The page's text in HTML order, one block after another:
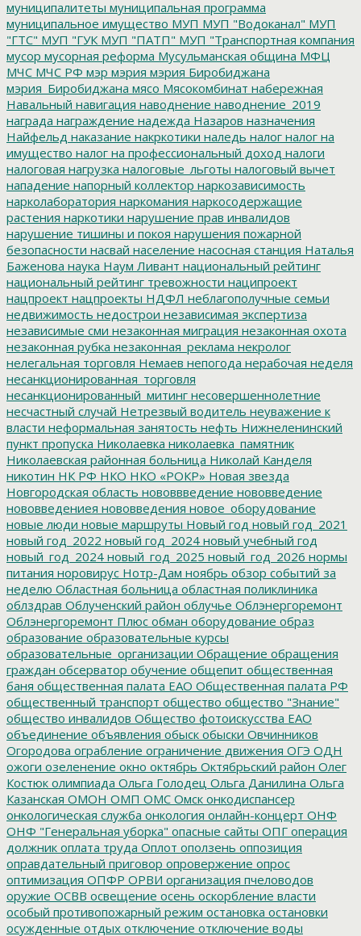
муниципалитеты муниципальная программа
муниципальное имущество МУП МУП "Водоканал" МУП
"ГТС" МУП "ГУК МУП "ПАТП" МУП "Транспортная компания
мусор мусорная реформа Мусульманская община МФЦ
МЧС МЧС РФ мэр мэрия мэрия Биробиджана
мэрия_Биробиджана мясо Мясокомбинат набережная
Навальный навигация наводнение наводнение_2019
награда награждение надежда Назаров назначения
Найфельд наказание накркотики наледь налог налог на
имущество налог на профессиональный доход налоги
налоговая нагрузка налоговые_льготы налоговый вычет
нападение напорный коллектор наркозависимость
нарколаборатория наркомания наркосодержащие
растения наркотики нарушение прав инвалидов
нарушение тишины и покоя нарушения пожарной
безопасности насвай население насосная станция Наталья
Баженова наука Наум Ливант национальный рейтинг
национальный рейтинг тревожности наципроект
нацпроект нацпроекты НДФЛ неблагополучные семьи
недвижимость недострои независимая экспертиза
независимые сми незаконная миграция незаконная охота
незаконная рубка незаконная_реклама некролог
нелегальная торговля Немаев непогода нерабочая неделя
несанкционированная_торговля
несанкционированный_митинг несовершеннолетние
несчастный случай Нетрезвый водитель неуважение к
власти неформальная занятость нефть Нижнеленинский
пункт пропуска Николаевка николаевка_памятник
Николаевская районная больница Николай Канделя
никотин НК РФ НКО НКО «РОКР» Новая звезда
Новгородская область нововвведение нововведение
нововведениея нововведения новое_оборудование
новые люди новые маршруты Новый год новый год_2021
новый год_2022 новый год_2024 новый учебный год
новый_год_2024 новый_год_2025 новый_год_2026 нормы
питания норовирус Нотр-Дам ноябрь обзор событий за
неделю Областная больница областная поликлиника
облздрав Облученский район облучье Облэнергоремонт
Облэнергоремонт Плюс обман оборудование образ
образование образовательные курсы
образовательные_организации Обращение обращения
граждан обсерватор обучение общепит общественная
баня общественная палата ЕАО Общественная палата РФ
общественный транспорт общество общество "Знание"
общество инвалидов Общество фотоискусства ЕАО
объединение объявления обыск обыски Овчинников
Огородова ограбление ограничение движения ОГЭ ОДН
ожоги озеленение окно октябрь Октябрьский район Олег
Костюк олимпиада Ольга Голодец Ольга Данилина Ольга
Казанская ОМОН ОМП ОМС Омск онкодиспансер
онкологическая служба онкология онлайн-концерт ОНФ
ОНФ "Генеральная уборка" опасные сайты ОПГ операция
должник оплата труда Оплот оползень оппозиция
оправдательный приговор опровержение опрос
оптимизация ОПФР ОРВИ организация пчеловодов
оружие ОСВВ освещение осень оскорбление власти
особый противопожарный режим остановка остановки
осужденные отдых отключение отключение воды